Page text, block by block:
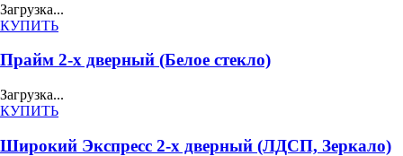
Загрузка...
КУПИТЬ
Прайм 2-х дверный (Белое стекло)
Загрузка...
КУПИТЬ
Широкий Экспресс 2-х дверный (ЛДСП, Зеркало)